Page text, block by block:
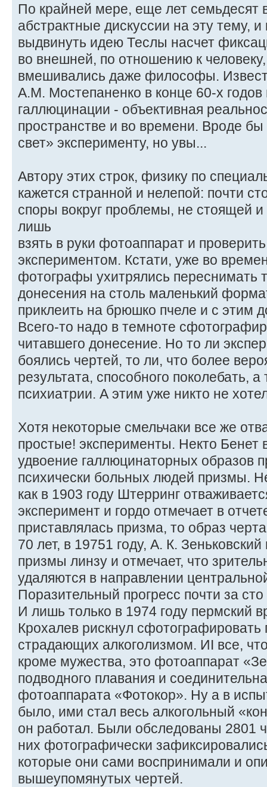
По крайней мере, еще лет семьдесят
абстрактные дискуссии на эту тему, и
выдвинуть идею Теслы насчет
во внешней, по отношению к
вмешивались даже философы.
A.M. Мостепаненко в конце 60-х годов
галлюцинации - объективная
пространстве и во времени. Вроде
свет» эксперименту, но увы...
Автору этих строк, физику по
кажется странной и нелепой: почти
споры вокруг проблемы, не стоящей
лишь
взять в руки фотоаппарат и
экспериментом. Кстати, уже во
фотографы ухитрялись переснимать
донесения на столь маленький
приклеить на брюшко пчеле и с этим
Всего-то надо в темноте
читавшего донесение. Но то ли
боялись чертей, то ли, что более
результата, способного поколебать,
психиатрии. А этим уже никто не
Хотя некоторые смельчаки все же
простые! эксперименты. Некто Бенет
удвоение галлюцинаторных образов
психически больных людей призмы.
как в 1903 году Штерринг
эксперимент и гордо отмечает в
приставлялась призма, то образ
70 лет, в 19751 году, А. К.
призмы линзу и отмечает, что
удаляются в направлении
Поразительный прогресс почти за сто
И лишь только в 1974 году пермский
Крохалев рискнул
страдающих алкоголизмом. ИI все,
кроме мужества, это фотоаппарат
подводного плавания и
фотоаппарата «Фотокор». Ну а в
было, ими стал весь алкогольный
он работал. Были обследованы 2801
них фотографически
которые они сами воспринимали и
вышеупомянутых чертей.